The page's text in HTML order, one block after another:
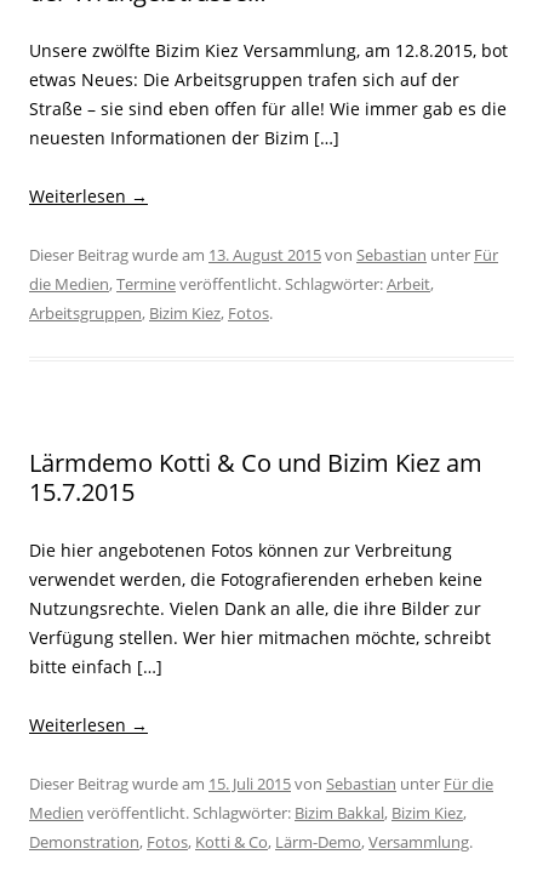
Unsere zwölfte Bizim Kiez Versammlung, am 12.8.2015, bot
etwas Neues: Die Arbeitsgruppen trafen sich auf der
Straße – sie sind eben offen für alle! Wie immer gab es die
neuesten Informationen der Bizim […]
Weiterlesen →
Dieser Beitrag wurde am 13. August 2015von Sebastian unter Für
die Medien,Termineveröffentlicht. Schlagwörter:Arbeit,
Arbeitsgruppen, Bizim Kiez, Fotos.
Lärmdemo Kotti & Co und Bizim Kiez am
15.7.2015
Die hier angebotenen Fotos können zur Verbreitung
verwendet werden, die Fotografierenden erheben keine
Nutzungsrechte. Vielen Dank an alle, die ihre Bilder zur
Verfügung stellen. Wer hier mitmachen möchte, schreibt
bitte einfach […]
Weiterlesen →
Dieser Beitrag wurde am 15. Juli 2015von Sebastian unter Für die
Medien veröffentlicht. Schlagwörter: Bizim Bakkal, Bizim Kiez,
Demonstration, Fotos, Kotti & Co, Lärm-Demo,Versammlung.